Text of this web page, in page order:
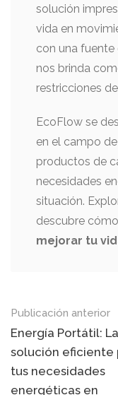
solución
vida en
con una
nos brinda
restricciones
EcoFlow se
en el campo
productos de
necesidades
situación.
descubre
mejorar tu
Mensaje
de
Publicación anterior
Energía Portátil: La
solución eficiente
tus necesidades
energéticas en